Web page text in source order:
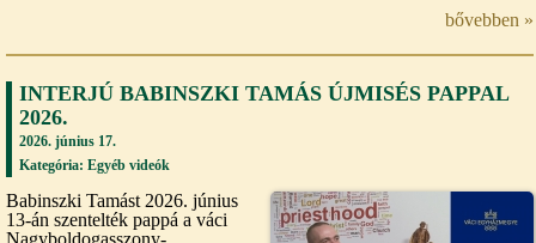
bővebben »
INTERJÚ BABINSZKI TAMÁS ÚJMISÉS PAPPAL
2026.
2026. június 17.
Kategória: Egyéb videók
Babinszki Tamást 2026. június
13-án szentelték pappá a váci
Nagyboldogasszony-